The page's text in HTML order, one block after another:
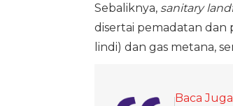
Sebaliknya, sanitary
disertai pemadatan dan
lindi) dan gas metana,
Baca Juga